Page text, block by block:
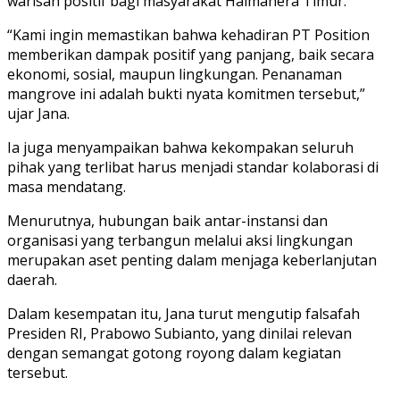
“Kami ingin memastikan bahwa kehadiran PT Position
memberikan dampak positif yang panjang, baik secara
ekonomi, sosial, maupun lingkungan. Penanaman
mangrove ini adalah bukti nyata komitmen tersebut,”
ujar Jana.
Ia juga menyampaikan bahwa kekompakan seluruh
pihak yang terlibat harus menjadi standar kolaborasi di
masa mendatang.
Menurutnya, hubungan baik antar-instansi dan
organisasi yang terbangun melalui aksi lingkungan
merupakan aset penting dalam menjaga keberlanjutan
daerah.
Dalam kesempatan itu, Jana turut mengutip falsafah
Presiden RI, Prabowo Subianto, yang dinilai relevan
dengan semangat gotong royong dalam kegiatan
tersebut.